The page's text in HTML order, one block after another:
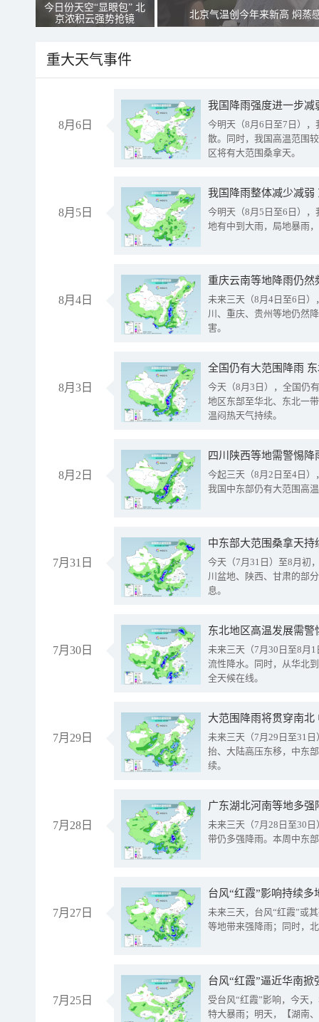
今日份天空“显眼包” 北
京浓积云强势抢镜
北京气温创今年来新高 焖蒸
重大天气事件
8月6日
今明天（8月6日至7日）
散。同时，我国高温范围
区将有大范围桑拿天。
8月5日
我国降雨整体减少减弱
今明天（8月5日至6日）
地有中到大雨，局地暴雨
8月4日
重庆云南等地降雨仍然
未来三天（8月4日至6日
川、重庆、贵州等地仍然
害。
8月3日
全国仍有大范围降雨
今天（8月3日），全国仍
地区东部至华北、东北一
温闷热天气持续。
8月2日
今起三天（8月2日至4日
我国中东部仍有大范围高
7月31日
中东部大范围桑拿天
今天（7月31日）至8月初
川盆地、陕西、甘肃的部
息。
7月30日
东北地区高温发展需
未来三天（7月30日至8月
流性降水。同时，从华北
全天候在线。
7月29日
大范围降雨将贯穿南
未来三天（7月29日至31
抬、大陆高压东移，中东
续。
7月28日
广东湖北河南等地多
未来三天（7月28日至30
带仍多强降雨。本周中东
7月27日
台风“红霞”影响持续
未来三天，台风“红霞”或
等地带来强降雨；同时，
7月25日
台风“红霞”逼近华南
受台风“红霞”影响，今天
特大暴雨；明天，【湖南